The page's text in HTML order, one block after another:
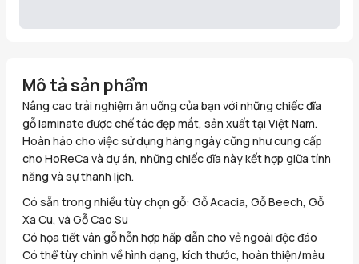
Mô tả sản phẩm
Nâng cao trải nghiệm ăn uống của bạn với những chiếc đĩa
gỗ laminate được chế tác đẹp mắt, sản xuất tại Việt Nam.
Hoàn hảo cho việc sử dụng hàng ngày cũng như cung cấp
cho HoReCa và dự án, những chiếc đĩa này kết hợp giữa tính
năng và sự thanh lịch.
Có sẵn trong nhiều tùy chọn gỗ: Gỗ Acacia, Gỗ Beech, Gỗ
Xa Cu, và Gỗ Cao Su
Có họa tiết vân gỗ hỗn hợp hấp dẫn cho vẻ ngoài độc đáo
Có thể tùy chỉnh về hình dạng, kích thước, hoàn thiện/màu